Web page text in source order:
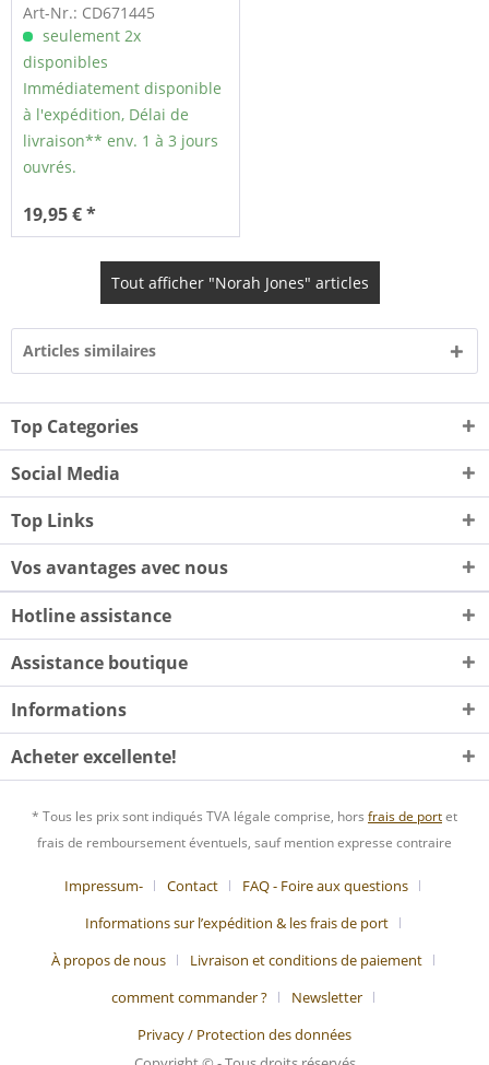
Art-Nr.: CD671445
seulement 2x
disponibles
Immédiatement disponible
à l'expédition, Délai de
livraison** env. 1 à 3 jours
ouvrés.
19,95 € *
Tout afficher "Norah Jones" articles
Articles similaires
Top Categories
Social Media
Top Links
Vos avantages avec nous
Hotline assistance
Assistance boutique
Informations
Acheter excellente!
* Tous les prix sont indiqués TVA légale comprise, hors frais de portet
frais de remboursement éventuels, sauf mention expresse contraire
Impressum- Contact
FAQ - Foire aux questions
Informations sur l’expédition & les frais de port
À propos de nous
Livraison et conditions de paiement
comment commander ?
Newsletter
Privacy / Protection des données